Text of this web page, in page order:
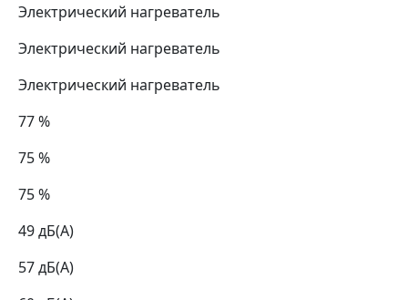
Электрический нагреватель
Электрический нагреватель
Электрический нагреватель
77 %
75 %
75 %
49 дБ(А)
57 дБ(А)